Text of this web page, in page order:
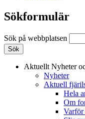
Sökformulär
Sök på webbplatsen
Aktuellt Nyheter
Nyheter
Aktuell
Hela
Om
Varför